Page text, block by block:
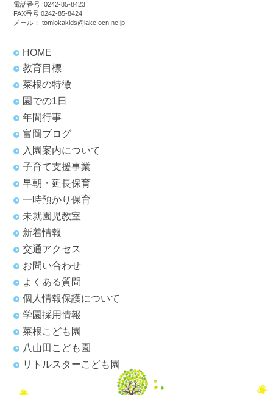
電話番号:0242-85-8423
FAX番号:0242-85-8424
メール：tomiokakids@lake.ocn.ne.jp
HOME
教育目標
菜根の特徴
園での1日
年間行事
富岡ブログ
入園案内について
子育て支援事業
早朝・延長保育
一時預かり保育
未就園児教室
新着情報
交通アクセス
お問い合わせ
よくある質問
個人情報保護について
学園採用情報
菜根こども園
八山田こども園
リトルスターこども園